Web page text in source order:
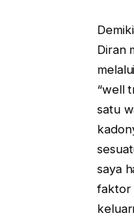
Diran
“well
satu
saya
faktor